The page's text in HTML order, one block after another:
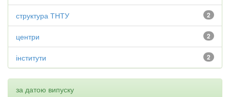
2
структура ТНТУ
2
центри
2
інститути
за датою випуску